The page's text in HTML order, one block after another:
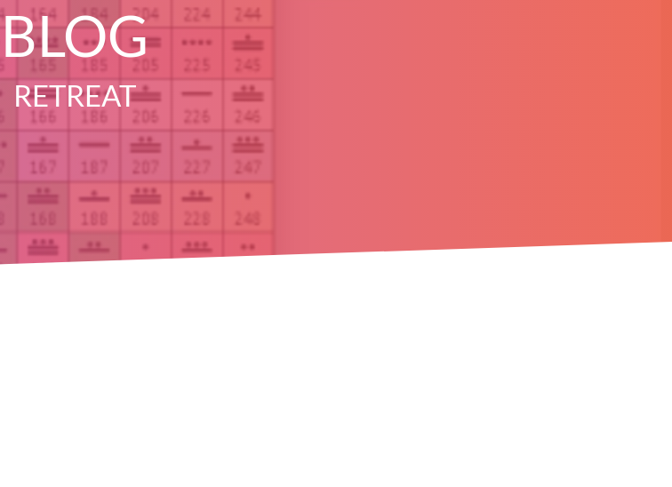
BLOG
RETREAT